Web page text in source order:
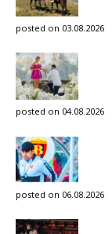
posted on 03.08.2026
posted on 04.08.2026
posted on 06.08.2026